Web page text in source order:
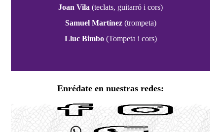
Joan Vila (teclats, guitarró i cors)
Samuel Martínez(trompeta)
Lluc Bimbo(Tompeta i cors)
Enrédate en nuestras redes: